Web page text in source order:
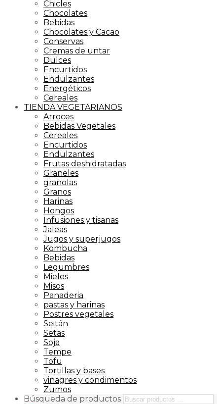
Chicles
Chocolates
Bebidas
Chocolates y Cacao
Conservas
Cremas de untar
Dulces
Encurtidos
Endulzantes
Energéticos
Cereales
TIENDA VEGETARIANOS
Arroces
Bebidas Vegetales
Cereales
Encurtidos
Endulzantes
Frutas deshidratadas
Graneles
granolas
Granos
Harinas
Hongos
Infusiones y tisanas
Jaleas
Jugos y superjugos
Kombucha
Bebidas
Legumbres
Mieles
Misos
Panaderia
pastas y harinas
Postres vegetales
Seitán
Setas
Soja
Tempe
Tofu
Tortillas y bases
vinagres y condimentos
Zumos
Búsqueda de productos